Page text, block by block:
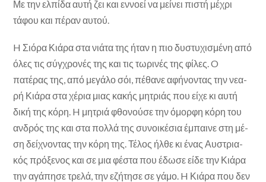
Με την ελπίδα αυτή ζει και εννοεί να μείνει πιστή μέχρι
τάφου και πέραν αυτού.
H Σιόρα Κιάρα στα νιάτα της ήταν η πιο δυστυχισμένη από
όλες τις σύγχρονές της και τις τωρινές της φίλες. O
πατέρας της, από μεγάλο σόι, πέθανε αφήνοντας την νεα­
ρή Κιάρα στα χέρια μιας κακής μητριάς που είχε κι αυτή
δική της κόρη. H μητριά φθονούσε την όμορφη κόρη του
ανδρός της και στα πολλά της συνοικέσια έμπαινε στη μέ­
ση δείχνοντας την κόρη της. Τέλος ήλθε κι ένας Αυστρια­
κός πρόξενος και σε μια φέστα που έδωσε είδε την Κιάρα
την αγάπησε τρελά, την εζήτησε σε γάμο. H Κιάρα που δεν